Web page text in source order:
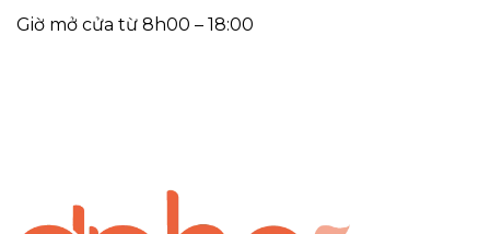
Giờ mở cửa từ 8h00 – 18:00